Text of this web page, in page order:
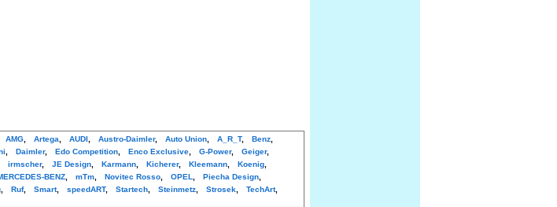
AMG Artega AUDI Austro-Daimler, Auto Union A_R_T, Benz
Daimler, Edo Competition Enco Exclusive G-Power, Geiger,
irmscher, JE Design Karmann Kicherer, Kleemann Koenig
BENZ mTm Novitec Rosso OPEL Piecha Design
Ruf, Smart, speedART, Startech Steinmetz Strosek TechArt,